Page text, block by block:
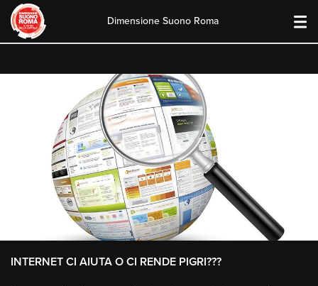
content
Dimensione Suono Roma
INTERNET CI AIUTA O CI RENDE PIGRI???